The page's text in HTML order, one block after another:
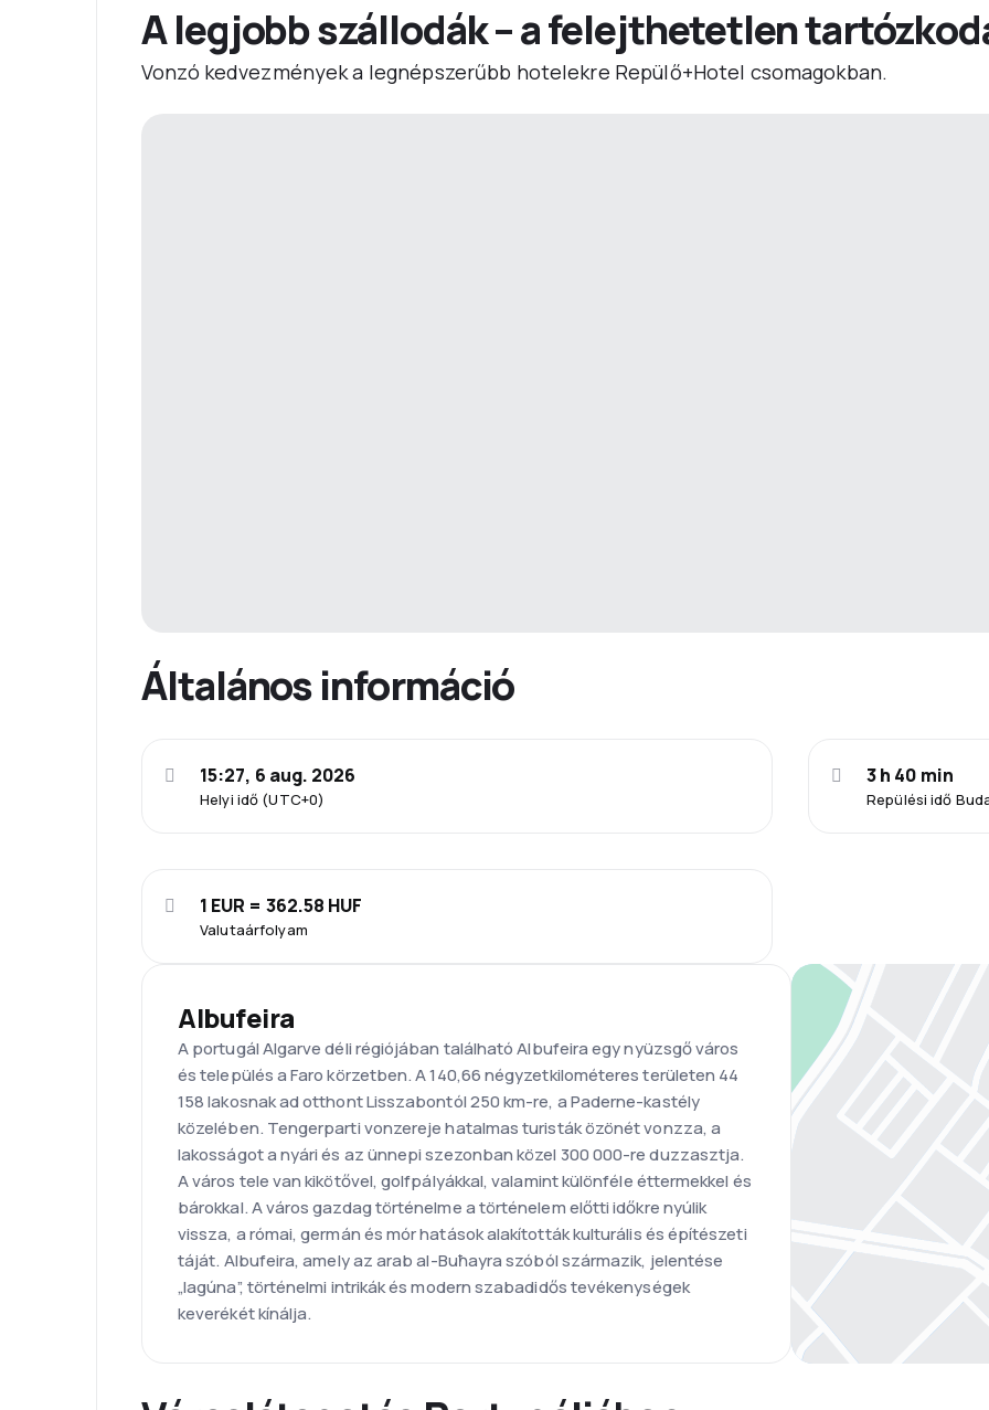
A legjobb szállodák – a felejthetetlen
Vonzó kedvezmények a legnépszerűbb hotelekre Repülő+Hotel csomagokban.
Általános információ
Helyi idő (UTC+0)
15:27, 6 aug. 2026
Repülési idő
3 h 40 min
Valutaárfolyam
1 EUR = 362.58 HUF
Albufeira
A portugál Algarve déli régiójában található Albufeira egy nyüzsgő város
és település a Faro körzetben. A 140,66 négyzetkilométeres területen 44
158 lakosnak ad otthont Lisszabontól 250 km-re, a Paderne-kastély
közelében. Tengerparti vonzereje hatalmas turisták özönét vonzza, a
lakosságot a nyári és az ünnepi szezonban közel 300 000-re duzzasztja.
A város tele van kikötővel, golfpályákkal, valamint különféle éttermekkel és
bárokkal. A város gazdag történelme a történelem előtti időkre nyúlik
vissza, a római, germán és mór hatások alakították kulturális és építészeti
táját. Albufeira, amely az arab al-Buħayra szóból származik, jelentése
„lagúna”, történelmi intrikák és modern szabadidős tevékenységek
keverékét kínálja.